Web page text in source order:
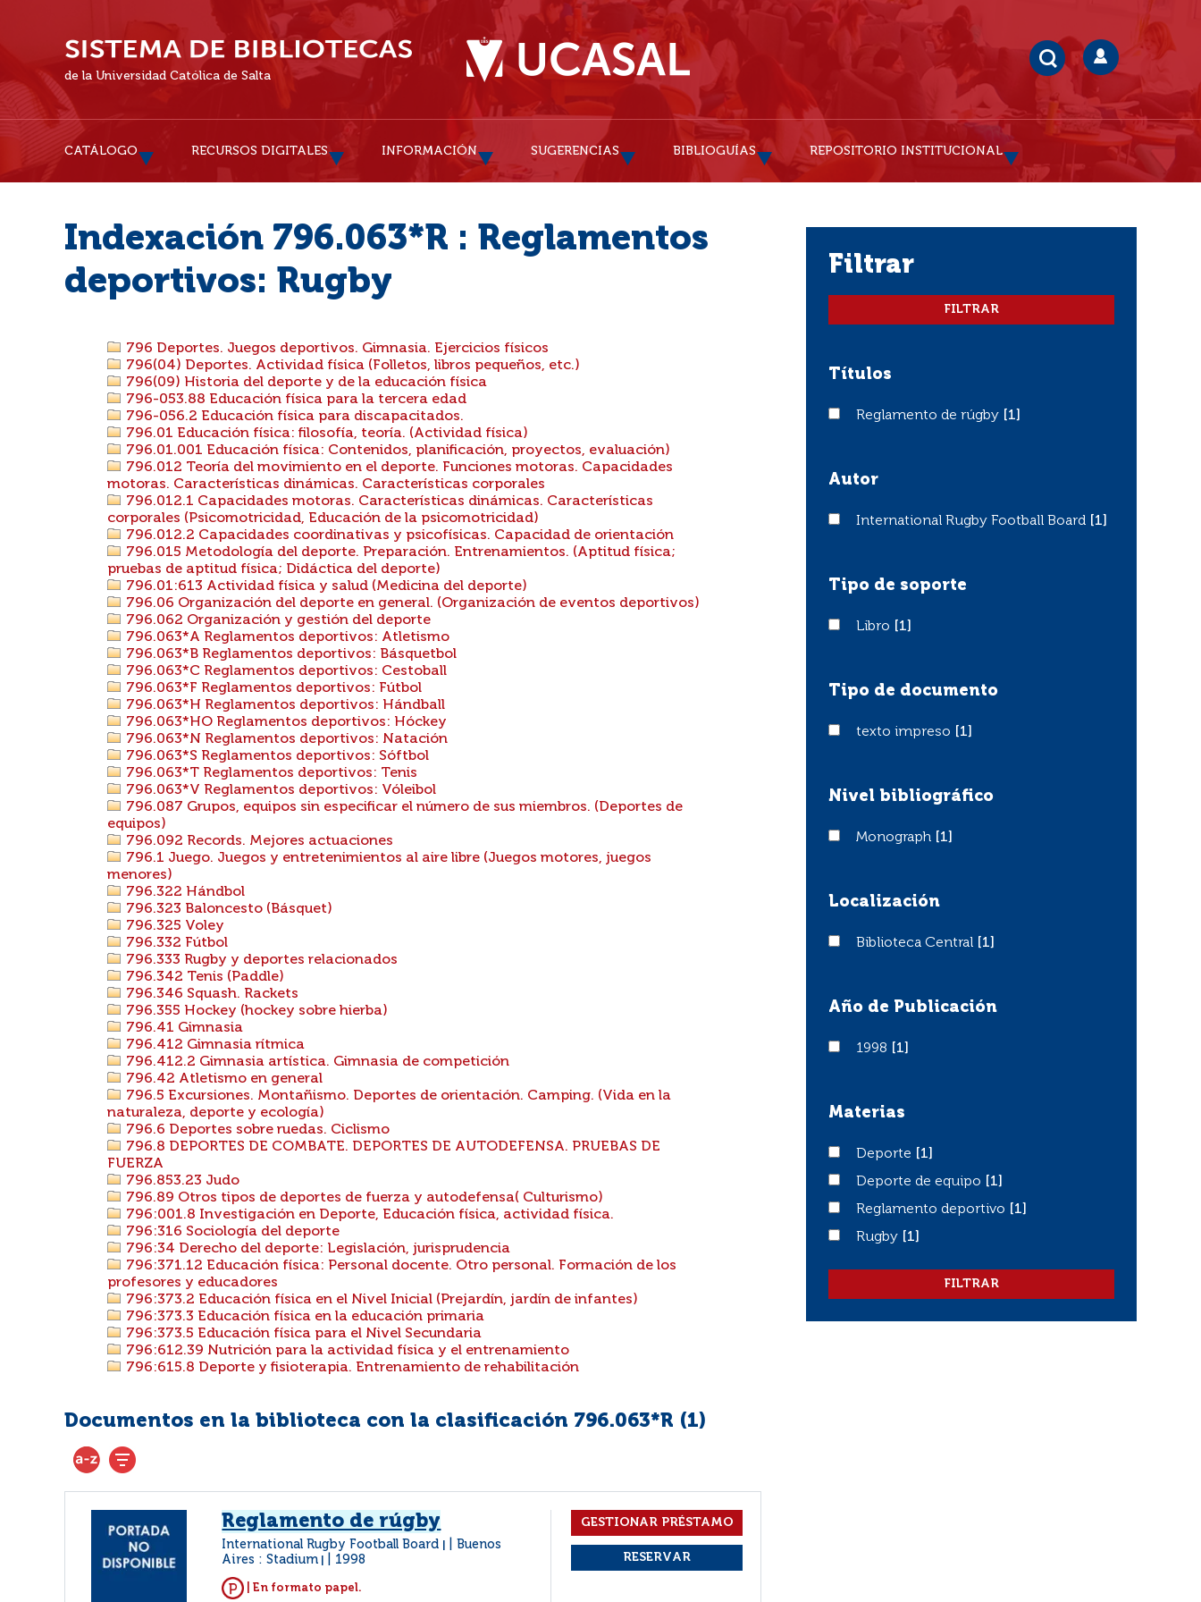
de la Universidad Católica de Salta
CATÁLOGO RECURSOS DIGITALES INFORMACIÓN SUGERENCIAS BIBLIOGUÍAS REPOSITORIO INSTITUCIONAL
Indexación 796.063*R : Reglamentos
deportivos: Rugby
796 Deportes. Juegos deportivos. Gimnasia. Ejercicios físicos
796(04) Deportes. Actividad física (Folletos, libros pequeños, etc.)
796(09) Historia del deporte y de la educación física
796-053.88 Educación física para la tercera edad
796-056.2 Educación física para discapacitados.
796.01 Educación física: filosofía, teoría. (Actividad física)
796.01.001 Educación física: Contenidos, planificación, proyectos, evaluación)
796.012 Teoría del movimiento en el deporte. Funciones motoras. Capacidades
motoras. Características dinámicas. Características corporales
796.012.1 Capacidades motoras. Características dinámicas. Características
corporales (Psicomotricidad, Educación de la psicomotricidad)
796.012.2 Capacidades coordinativas y psicofísicas. Capacidad de orientación
796.015 Metodología del deporte. Preparación. Entrenamientos. (Aptitud física;
pruebas de aptitud física; Didáctica del deporte)
796.01:613 Actividad física y salud (Medicina del deporte)
796.06 Organización del deporte en general. (Organización de eventos deportivos)
796.062 Organización y gestión del deporte
796.063*A Reglamentos deportivos: Atletismo
796.063*B Reglamentos deportivos: Básquetbol
796.063*C Reglamentos deportivos: Cestoball
796.063*F Reglamentos deportivos: Fútbol
796.063*H Reglamentos deportivos: Hándball
796.063*HO Reglamentos deportivos: Hóckey
796.063*N Reglamentos deportivos: Natación
796.063*S Reglamentos deportivos: Sóftbol
796.063*T Reglamentos deportivos: Tenis
796.063*V Reglamentos deportivos: Vóleibol
796.087 Grupos, equipos sin especificar el número de sus miembros. (Deportes de
equipos)
796.092 Records. Mejores actuaciones
796.1 Juego. Juegos y entretenimientos al aire libre (Juegos motores, juegos
menores)
796.322 Hándbol
796.323 Baloncesto (Básquet)
796.325 Voley
796.332 Fútbol
796.333 Rugby y deportes relacionados
796.342 Tenis (Paddle)
796.346 Squash. Rackets
796.355 Hockey (hockey sobre hierba)
796.41 Gimnasia
796.412 Gimnasia rítmica
796.412.2 Gimnasia artística. Gimnasia de competición
796.42 Atletismo en general
796.5 Excursiones. Montañismo. Deportes de orientación. Camping. (Vida en la
naturaleza, deporte y ecología)
796.6 Deportes sobre ruedas. Ciclismo
796.8 DEPORTES DE COMBATE. DEPORTES DE AUTODEFENSA. PRUEBAS DE
FUERZA
796.853.23 Judo
796.89 Otros tipos de deportes de fuerza y autodefensa( Culturismo)
796:001.8 Investigación en Deporte, Educación física, actividad física.
796:316 Sociología del deporte
796:34 Derecho del deporte: Legislación, jurisprudencia
796:371.12 Educación física: Personal docente. Otro personal. Formación de los
profesores y educadores
796:373.2 Educación física en el Nivel Inicial (Prejardín, jardín de infantes)
796:373.3 Educación física en la educación primaria
796:373.5 Educación física para el Nivel Secundaria
796:612.39 Nutrición para la actividad física y el entrenamiento
796:615.8 Deporte y fisioterapia. Entrenamiento de rehabilitación
Documentos en la biblioteca con la clasificación 796.063*R (1)
Reglamento de rúgby
International Rugby Football Board
Buenos
Aires : Stadium
1998
| En formato papel.
filtrar
Títulos
Reglamento de rúgby
Reglamento de rúgby [1]
Autor
International Rugby Football Board
International Rugby Football Board [1]
Tipo de soporte
LibroLibro [1]
Tipo de documento
texto impreso
texto impreso [1]
Nivel bibliográfico
Monograph
Monograph [1]
Localización
Biblioteca Central
Biblioteca Central [1]
Año de Publicación
19981998 [1]
Materias
DeporteDeporte
[1]
Deporte de equipo
Deporte de equipo
[1]
Reglamento deportivo
Reglamento deportivo
[1]
RugbyRugby [1]